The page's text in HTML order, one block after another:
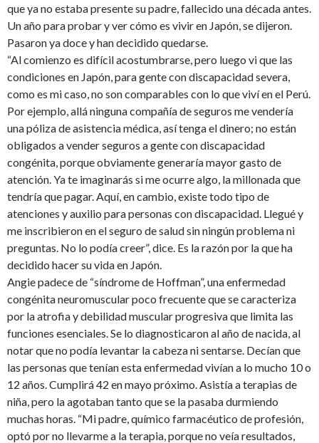
que ya no estaba presente su padre, fallecido una década antes.
Un año para probar y ver cómo es vivir en Japón, se dijeron.
Pasaron ya doce y han decidido quedarse.
“Al comienzo es difícil acostumbrarse, pero luego vi que las
condiciones en Japón, para gente con discapacidad severa,
como es mi caso, no son comparables con lo que viví en el Perú.
Por ejemplo, allá ninguna compañía de seguros me vendería
una póliza de asistencia médica, así tenga el dinero; no están
obligados a vender seguros a gente con discapacidad
congénita, porque obviamente generaría mayor gasto de
atención. Ya te imaginarás si me ocurre algo, la millonada que
tendría que pagar. Aquí, en cambio, existe todo tipo de
atenciones y auxilio para personas con discapacidad. Llegué y
me inscribieron en el seguro de salud sin ningún problema ni
preguntas. No lo podía creer”, dice. Es la razón por la que ha
decidido hacer su vida en Japón.
Angie padece de “síndrome de Hoffman”, una enfermedad
congénita neuromuscular poco frecuente que se caracteriza
por la atrofia y debilidad muscular progresiva que limita las
funciones esenciales. Se lo diagnosticaron al año de nacida, al
notar que no podía levantar la cabeza ni sentarse. Decían que
las personas que tenían esta enfermedad vivían a lo mucho 10 o
12 años. Cumplirá 42 en mayo próximo. Asistía a terapias de
niña, pero la agotaban tanto que se la pasaba durmiendo
muchas horas. “Mi padre, químico farmacéutico de profesión,
optó por no llevarme a la terapia, porque no veía resultados,